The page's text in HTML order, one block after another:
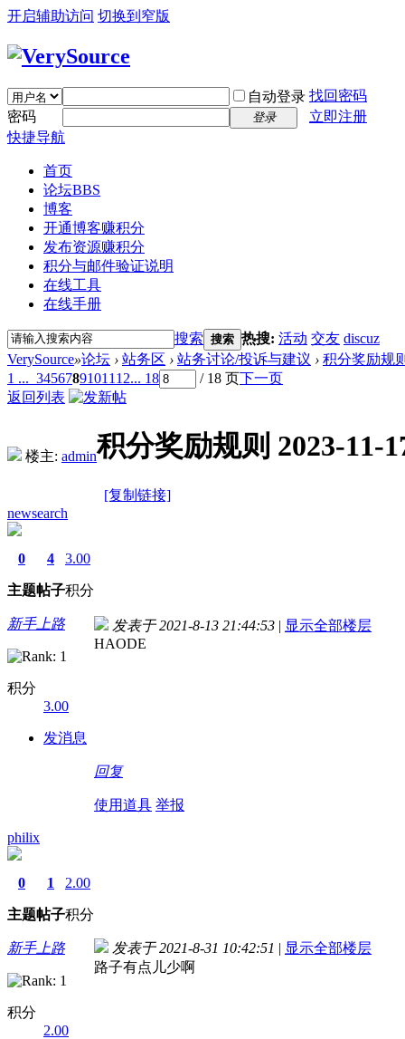
开启辅助访问 切换到窄版
自动登录 找回密码
密码
登录
立即注册
快捷导航
首页
论坛BBS
博客
开通博客赚积分
发布资源赚积分
积分与邮件验证说明
在线工具
在线手册
搜索 搜索 热搜: 活动 交友 discuz
VerySource»论坛 › 站务区 › 站务讨论/投诉与建议 › 积分奖励规
1 ... 34567891011 12... 18 / 18 页下一页
返回列表
楼主: admin积分奖励规则 2023-11-
[复制链接]
newsearch
0
主题
4
帖子
3.00
积分
新手上路
积分
3.00
发消息
发表于 2021-8-13 21:44:53 | 显示全部楼层
HAODE
回复
使用道具 举报
philix
0
主题
1
帖子
2.00
积分
新手上路
积分
2.00
发表于 2021-8-31 10:42:51 | 显示全部楼层
路子有点儿少啊